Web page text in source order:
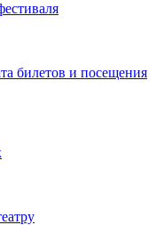
билетов и посещения